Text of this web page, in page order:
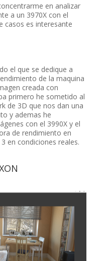
en analizar
a un 3970X con el
casos es interesante
el que se dedique a
de la maquina
creada con
primero he sometido al
de 3D que nos dan una
y ademas he
con el 3990X y el
de rendimiento en
en condiciones reales.